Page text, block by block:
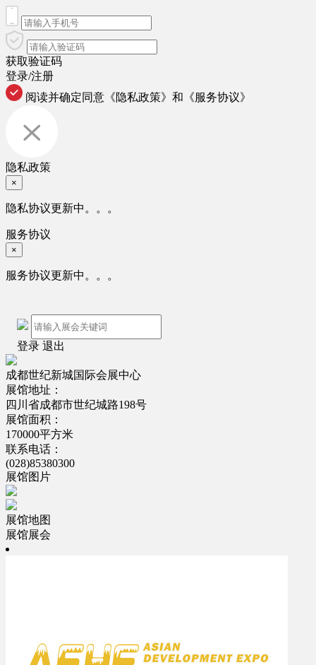
获取验证码
登录/注册
阅读并确定同意 《隐私政策》 和 《服务协议》
隐私政策
×
隐私协议更新中。。。
服务协议
×
服务协议更新中。。。
登录 退出
成都世纪新城国际会展中心
展馆地址：
四川省成都市世纪城路198号
展馆面积：
170000平方米
联系电话：
(028)85380300
展馆图片
展馆地图
展馆展会